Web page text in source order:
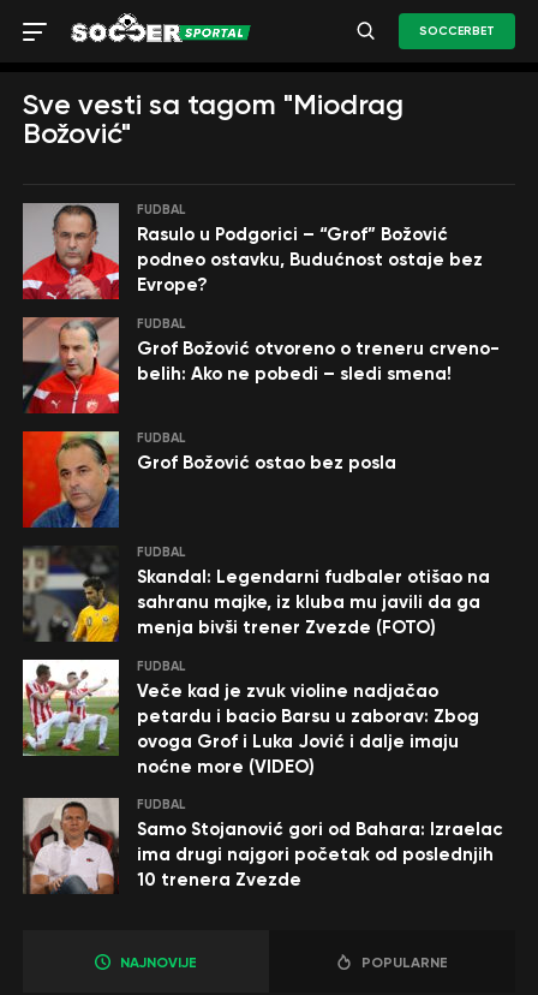
SOCCERBET
Sve vesti sa tagom "Miodrag
Božović"
FUDBAL
Rasulo u Podgorici – “Grof” Božović
podneo ostavku, Budućnost ostaje bez
Evrope?
FUDBAL
Grof Božović otvoreno o treneru crveno-
belih: Ako ne pobedi – sledi smena!
FUDBAL
Grof Božović ostao bez posla
FUDBAL
Skandal: Legendarni fudbaler otišao na
sahranu majke, iz kluba mu javili da ga
menja bivši trener Zvezde (FOTO)
FUDBAL
Veče kad je zvuk violine nadjačao
petardu i bacio Barsu u zaborav: Zbog
ovoga Grof i Luka Jović i dalje imaju
noćne more (VIDEO)
FUDBAL
Samo Stojanović gori od Bahara: Izraelac
ima drugi najgori početak od poslednjih
10 trenera Zvezde
NAJNOVIJE POPULARNE